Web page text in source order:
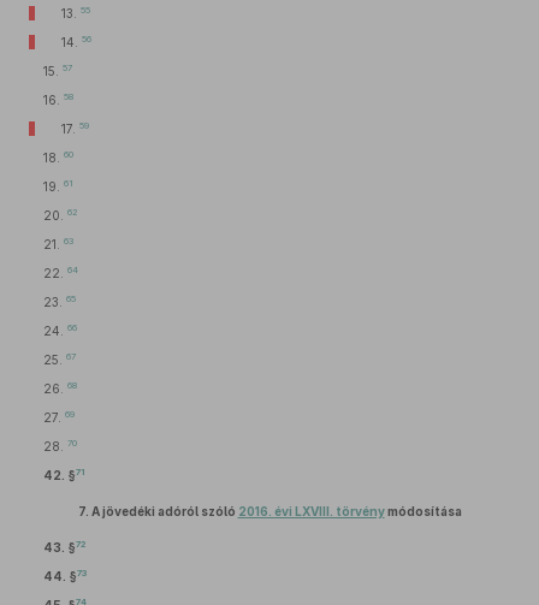
13. 55
14. 56
15. 57
16. 58
17. 59
18. 60
19. 61
20. 62
21. 63
22. 64
23. 65
24. 66
25. 67
26. 68
27. 69
28. 70
42. §71
7. A jövedéki adóról szóló 2016. évi LXVIII. törvénymódosítása
43. §72
44. §73
74